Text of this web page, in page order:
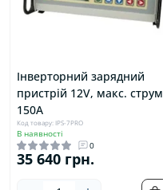
Інверторний зарядний
пристрій 12V, макс. струм
150A
Код товару: IPS-7PRO
В наявності
0
35 640 грн.